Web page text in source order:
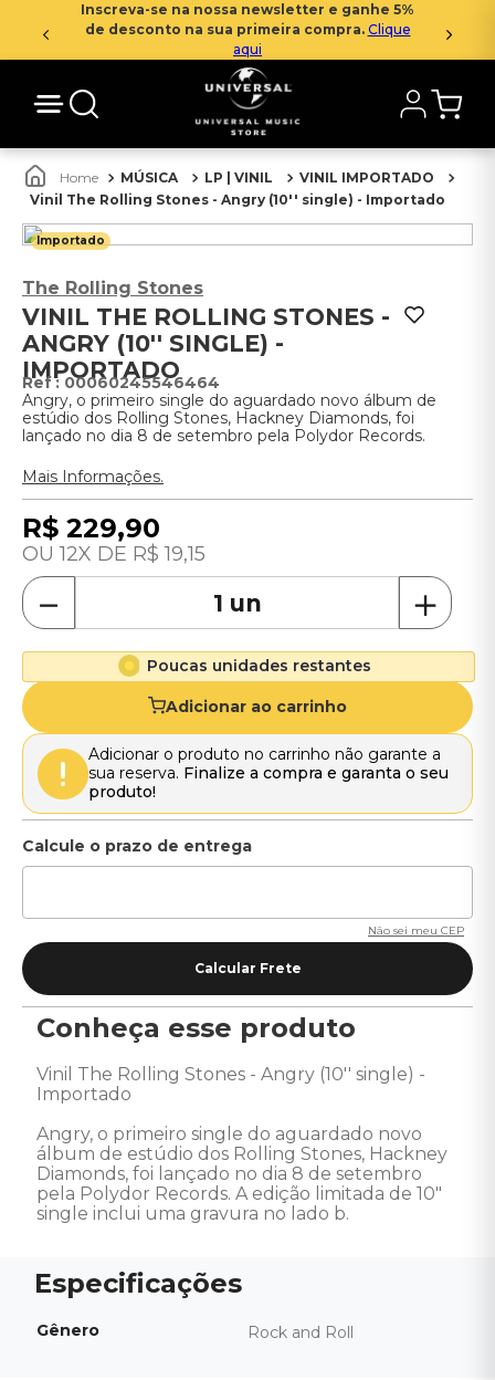
Inscreva-se na nossa newsletter e ganhe 5%
de desconto na sua primeira compra. Clique
aqui
MÚSICA LP | VINIL
VINIL IMPORTADO
Vinil The Rolling Stones - Angry (10'' single) - Importado
Importado
The Rolling Stones
VINIL THE ROLLING STONES -
ANGRY (10'' SINGLE) -
IMPORTADO
: 00060245546464
Angry, o primeiro single do aguardado novo álbum de
estúdio dos Rolling Stones, Hackney Diamonds, foi
lançado no dia 8 de setembro pela Polydor Records.
Mais Informações.
R$ 229,90
12 R$ 19,15
＋
－
Poucas unidades restantes
Adicionar ao carrinho
Adicionar o produto no carrinho não garante a
sua reserva. Finalize a compra e garanta o seu
produto!
Não sei meu CEP
Conheça esse produto
Vinil The Rolling Stones - Angry (10'' single) -
Importado
Angry, o primeiro single do aguardado novo
álbum de estúdio dos Rolling Stones, Hackney
Diamonds, foi lançado no dia 8 de setembro
pela Polydor Records. A edição limitada de 10"
single inclui uma gravura no lado b.
Gênero Rock and Roll